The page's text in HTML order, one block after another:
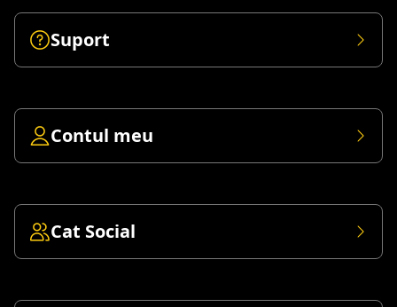
Suport
Contul meu
Cat Social